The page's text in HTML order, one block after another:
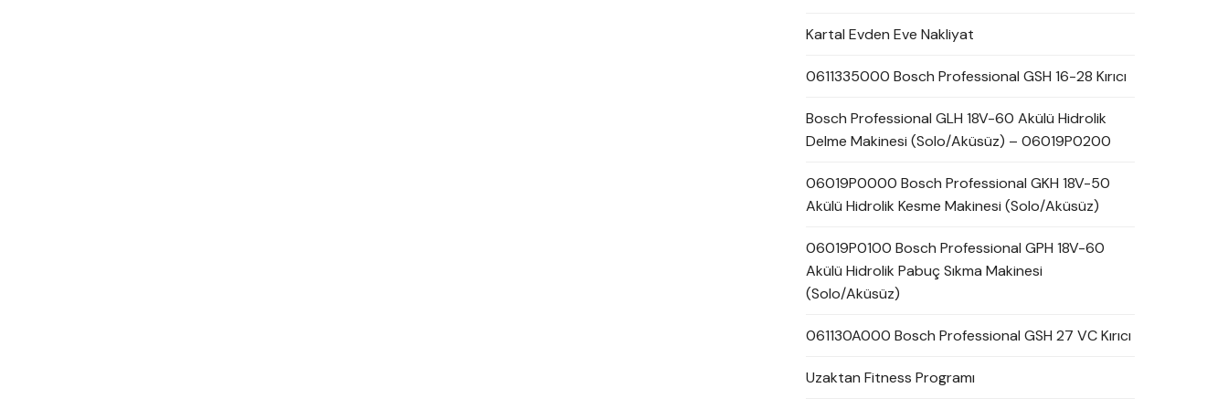
Kartal Evden Eve Nakliyat
0611335000 Bosch Professional GSH 16-28 Kırıcı
Bosch Professional GLH 18V-60 Akülü Hidrolik
Delme Makinesi (Solo/Aküsüz) – 06019P0200
06019P0000 Bosch Professional GKH 18V-50
Akülü Hidrolik Kesme Makinesi (Solo/Aküsüz)
06019P0100 Bosch Professional GPH 18V-60
Akülü Hidrolik Pabuç Sıkma Makinesi
(Solo/Aküsüz)
061130A000 Bosch Professional GSH 27 VC Kırıcı
Uzaktan Fitness Programı